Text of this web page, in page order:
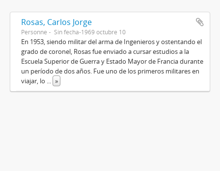
Rosas, Carlos Jorge
Personne Sin fecha-1969 octubre 10
En 1953, siendo militar del arma de Ingenieros y ostentando el
grado de coronel, Rosas fue enviado a cursar estudios a la
Escuela Superior de Guerra y Estado Mayor de Francia durante
un período de dos años. Fue uno de los primeros militares en
viajar, lo ... »